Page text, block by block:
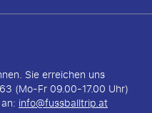
Sie erreichen uns
(Mo-Fr 09.00-17.00 Uhr)
info@fussballtrip.at